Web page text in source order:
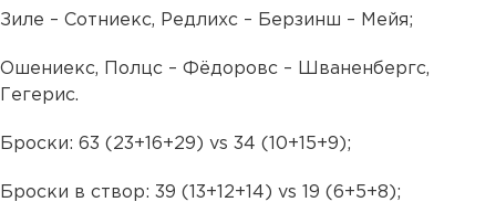
Зиле – Сотниекс, Редлихс – Берзинш – Мейя;
Ошениекс, Полцс – Фёдоровс – Шваненбергс,
Гегерис.
Броски: 63 (23+16+29) vs 34 (10+15+9);
Броски в створ: 39 (13+12+14) vs 19 (6+5+8);